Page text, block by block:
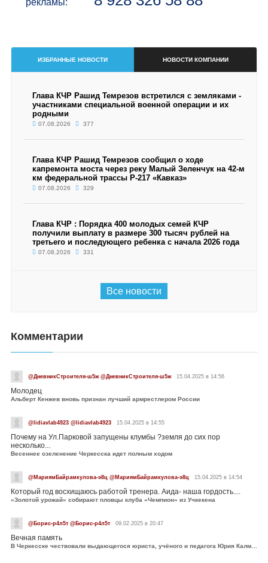
рекламы:
ИЗБРАННЫЕ НОВОСТИ НОВОСТИ КОМПАНИИ
Глава КЧР Рашид Темрезов встретился с земляками -
участниками специальной военной операции и их
родными
07.08.2026 377
Глава КЧР Рашид Темрезов сообщил о ходе
капремонта моста через реку Малый Зеленчук на 42-м
км федеральной трассы Р-217 «Кавказ»
07.08.2026 329
Глава КЧР : Порядка 400 молодых семей КЧР
получили выплату в размере 300 тысяч рублей на
третьего и последующего ребенка с начала 2026 года
07.08.2026 331
Все новости
Комментарии
@ДневникСтроителя-ш5ж @ДневникСтроителя-ш5ж 15.04.2025 в 14:56
Молодец
Альберт Кенжев вновь признан лучший армрестлером России
@lidiavlab4923 @lidiavlab4923 15.04.2025 в 14:55
Почему на Ул.Парковой запущены клумбы ?земля до сих пор
несколько...
Весеннее озеленение Черкесска идет полным ходом
@МариямБайрамкулова-э8ц @МариямБайрамкулова-э8ц 15.04.2025 в 14:54
Который год восхищаюсь работой тренера. Аида- наша гордость....
«Золотой урожай» собирают пловцы клуба «Чемпион» из Учкекена
@Борис-р4л5т @Борис-р4л5т 09.02.2025 в 20:47
Вечная память
В Черкесске чествовали выдающегося юриста, учёного и педагога Юрия Калмыкова